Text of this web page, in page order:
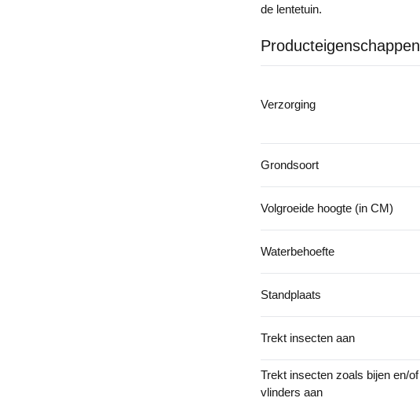
de lentetuin.
Producteigenschappen
Verzorging
Grondsoort
Volgroeide hoogte (in CM)
Waterbehoefte
Standplaats
Trekt insecten aan
Trekt insecten zoals bijen en/of
vlinders aan